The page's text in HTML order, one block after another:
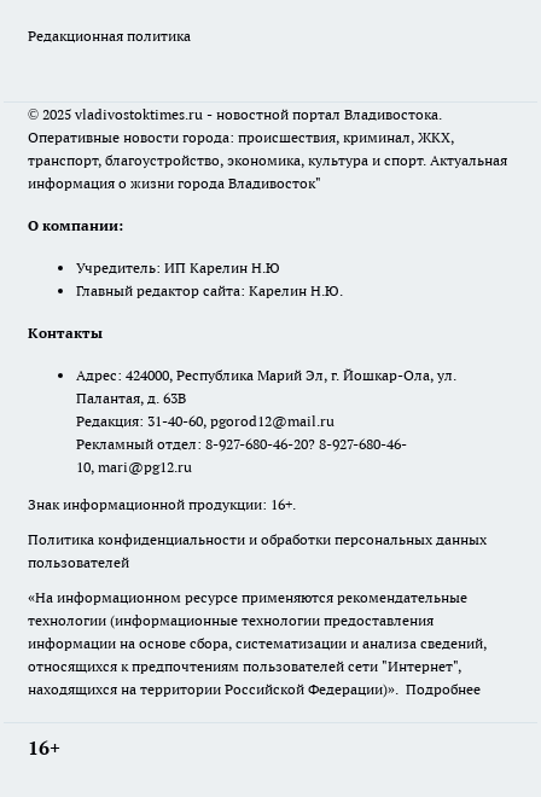
Редакционная политика
© 2025 vladivostoktimes.ru - новостной портал Владивостока.
Оперативные новости города: происшествия, криминал, ЖКХ,
транспорт, благоустройство, экономика, культура и спорт. Актуальная
информация о жизни города Владивосток"
О компании:
Учредитель: ИП Карелин Н.Ю
Главный редактор сайта: Карелин Н.Ю.
Контакты
Адрес: 424000, Республика Марий Эл, г. Йошкар-Ола, ул.
Палантая, д. 63В
Редакция: 31-40-60, pgorod12@mail.ru
Рекламный отдел: 8-927-680-46-20? 8-927-680-46-
10, mari@pg12.ru
Знак информационной продукции: 16+.
Политика конфиденциальности и обработки персональных данных
пользователей
«На информационном ресурсе применяются рекомендательные
технологии (информационные технологии предоставления
информации на основе сбора, систематизации и анализа сведений,
относящихся к предпочтениям пользователей сети "Интернет",
находящихся на территории Российской Федерации)». Подробнее
16+